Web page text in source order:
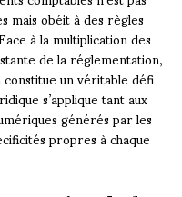
mais obéit à des règles
à la multiplication des
de la réglementation,
un véritable défi
s’applique tant aux
générés par les
propres à chaque